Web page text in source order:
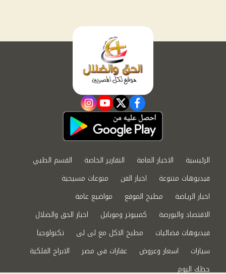
facebook
twitter
youtube
instagram
الرئيسية الاخبار العامة التقارير الخاصة
القسم الطبي
فيديوهات متنوعة
اخبار الفن
منوعات مسيحية
اخبار الرياضة
مطبخ الموقع
مواضيع عامة
الاقتصاد والبورصة
كمبيوتر وموبايل
اخبار الحق والضلال
فيديوهات فضائيات
مطبخ الاكل مع لى لى
تكنولوجيا
سيارات
اسعار وعروض عقارات في مصر
الابراج الفلكية
حظك اليوم